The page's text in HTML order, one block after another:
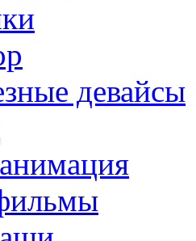
девайсы